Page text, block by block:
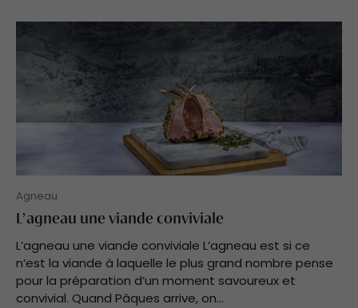
Agneau
L’agneau une viande conviviale
L’agneau une viande conviviale L’agneau est si ce
n’est la viande à laquelle le plus grand nombre pense
pour la préparation d’un moment savoureux et
convivial. Quand Pâques arrive, on...